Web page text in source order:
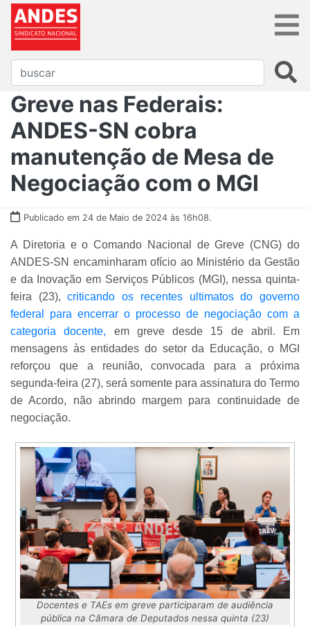
Greve nas Federais:
ANDES-SN cobra
manutenção de Mesa de
Negociação com o MGI
Publicado em 24 de Maio de 2024 às 16h08.
A Diretoria e o Comando Nacional de Greve (CNG) do
ANDES-SN encaminharam ofício ao Ministério da Gestão
e da Inovação em Serviços Públicos (MGI), nessa quinta-
feira (23),criticando os recentes ultimatos do governo
federal para encerrar o processo de negociação com a
categoria docente, em greve desde 15 de abril. Em
mensagens às entidades do setor da Educação, o MGI
reforçou que a reunião, convocada para a próxima
segunda-feira (27), será somente para assinatura do Termo
de Acordo, não abrindo margem para continuidade de
negociação.
Docentes e TAEs em greve participaram de audiência
pública na Câmara de Deputados nessa quinta (23)